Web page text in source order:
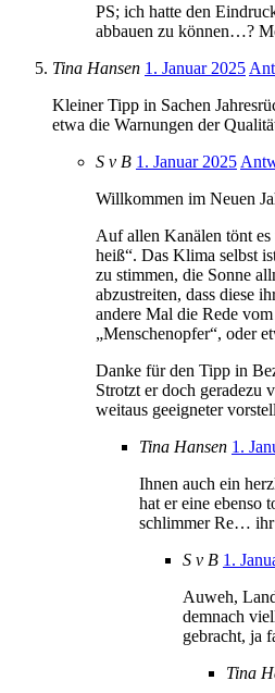
PS; ich hatte den
abbauen zu können…?
Tina Hansen 1. Januar 2025
Kleiner Tipp in Sachen
etwa die Warnungen der
S v B 1. Januar 2025
Willkommen im Neuen
Auf allen Kanälen tönt
heiß“. Das Klima selbst
zu stimmen, die Sonne
abzustreiten, dass diese
andere Mal die Rede
„Menschenopfer“, oder
Danke für den Tipp in
Strotzt er doch geradezu
weitaus geeigneter
Tina Hansen 1.
Ihnen auch ein
hat er eine ebenso
schlimmer Re… ihr
S v B 1.
Auweh,
demnach
gebracht, ja
Tina